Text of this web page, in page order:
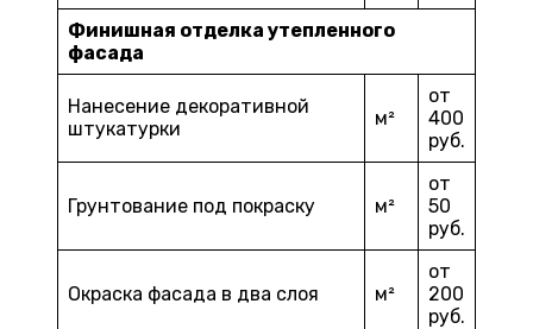
Финишная отделка утепленного
фасада
Нанесение декоративной
штукатурки
м²
от
400
руб.
Грунтование под покраску м²
от
50
руб.
Окраска фасада в два слоя м²
от
200
руб.